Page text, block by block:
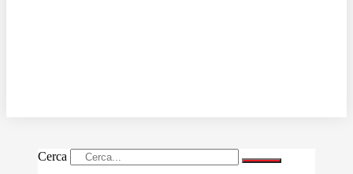
Cerca